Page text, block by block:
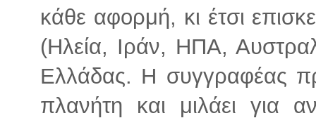
κάθε αφορμή, κι έτσι
(Ηλεία, Ιράν, ΗΠΑ,
Ελλάδας. Η συγγραφέας
πλανήτη και μιλάει για